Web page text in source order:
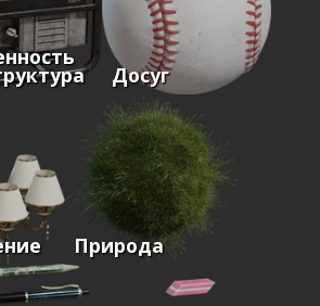
Досуг
Природа